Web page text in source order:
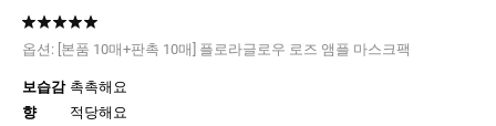
옵션: [본품 10매+판촉 10매] 플로라글로우 로즈 앰플 마스크팩
보습감 촉촉해요
향
적당해요